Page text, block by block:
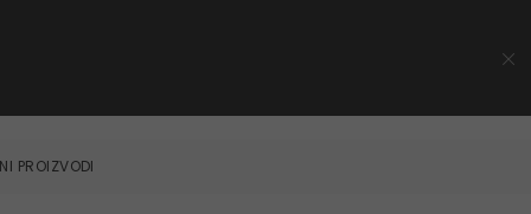
PROIZVODI